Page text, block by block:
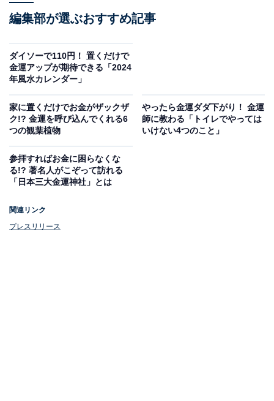
所です。そのため、水回りが汚れている家には、龍神様
が寄りつかなくなってしまいます。
どんなに龍神様が祭られている神社に参拝し、そのご利
益にあやかろうとしても効果なし。龍神様に好かれるよ
編集部が選ぶおすすめ記事
ダイソーで110円！ 置くだけで
金運アップが期待できる「2024
年風水カレンダー」
家に置くだけでお金がザックザ
ク!? 金運を呼び込んでくれる6
つの観葉植物
やったら金運ダダ下がり！ 金運
師に教わる「トイレでやっては
いけない4つのこと」
参拝すればお金に困らなくな
る!? 著名人がこぞって訪れる
「日本三大金運神社」とは
関連リンク
プレスリリース